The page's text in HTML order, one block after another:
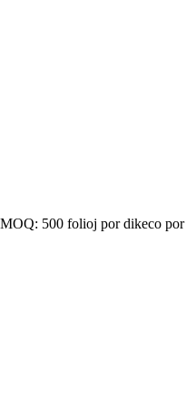
500 folioj por dikeco por